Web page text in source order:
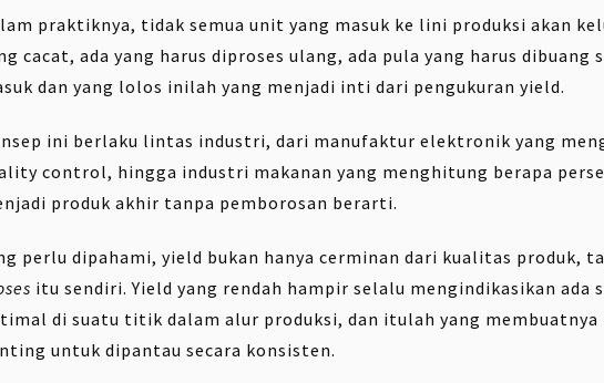
praktiknya, tidak semua unit yang masuk ke lini produksi akan
cacat, ada yang harus diproses ulang, ada pula yang harus dibuang
dan yang lolos inilah yang menjadi inti dari pengukuran yield.
ini berlaku lintas industri, dari manufaktur elektronik yang
control, hingga industri makanan yang menghitung berapa
produk akhir tanpa pemborosan berarti.
perlu dipahami, yield bukan hanya cerminan dari kualitas produk,
itu sendiri. Yield yang rendah hampir selalu mengindikasikan ada
di suatu titik dalam alur produksi, dan itulah yang
untuk dipantau secara konsisten.